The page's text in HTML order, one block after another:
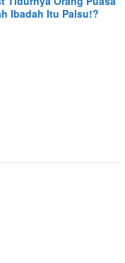
Ibadah Itu Palsu!?